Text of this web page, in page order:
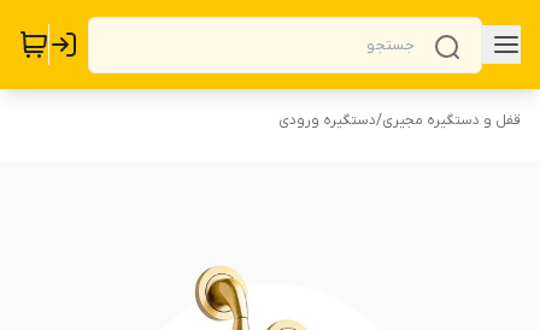
قفل و دستگیره مجیری/دستگیره ورودی